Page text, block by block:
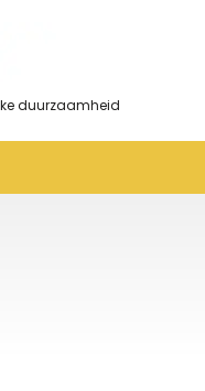
duurzaamheid